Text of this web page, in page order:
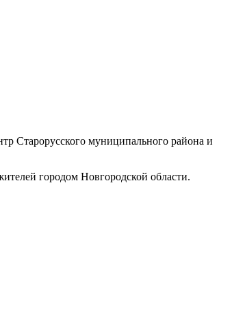
Старорусского муниципального района и
городом Новгородской области.